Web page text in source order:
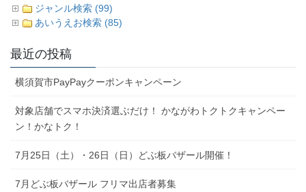
ジャンル検索 (99)
あいうえお検索 (85)
最近の投稿
横須賀市PayPayクーポンキャンペーン
対象店舗でスマホ決済選ぶだけ！ かながわトクトクキャンペー
ン！かなトク！
7月25日（土）・26日（日）どぶ板バザール開催！
7月どぶ板バザール フリマ出店者募集